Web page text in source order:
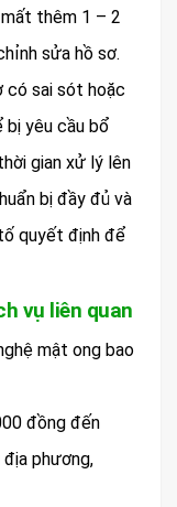
thêm 1 – 2
sửa hồ sơ.
có sai sót hoặc
bị yêu cầu bổ
gian xử lý lên
bị đầy đủ và
quyết định để
vụ liên quan
mật ong bao
đồng đến
phương,